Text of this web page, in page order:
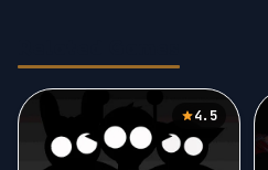
4.5